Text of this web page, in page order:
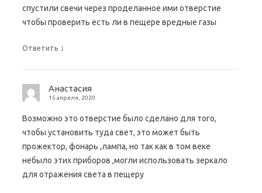
спустили свечи через проделанное ими отверстие
чтобы проверить есть ли в пещере вредные газы
Ответить ↓
Анастасия
15 апреля, 2020
Возможно это отверстие было сделано для того,
чтобы установить туда свет, это может быть
прожектор, фонарь ,лампа, но так как в том веке
небыло этих приборов ,могли использовать зеркало
для отражения света в пещеру